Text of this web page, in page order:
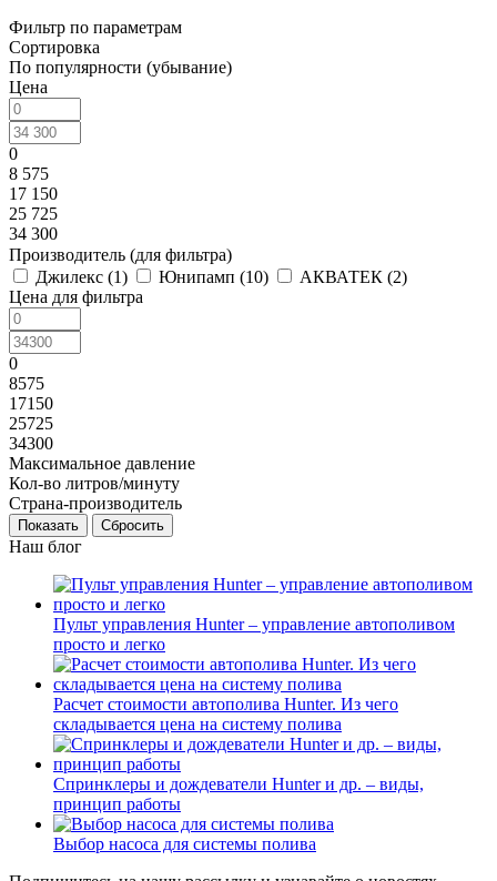
Фильтр по параметрам
Сортировка
По популярности (убывание)
Цена
0
8 575
17 150
25 725
34 300
Производитель (для фильтра)
Джилекс (1) Юнипамп (10) АКВАТЕК (2)
Цена для фильтра
0
8575
17150
25725
34300
Максимальное давление
Кол-во литров/минуту
Страна-производитель
Сбросить
Наш блог
Пульт управления Hunter – управление автополивом
просто и легко
Расчет стоимости автополива Hunter. Из чего
складывается цена на систему полива
Спринклеры и дождеватели Hunter и др. – виды,
принцип работы
Выбор насоса для системы полива